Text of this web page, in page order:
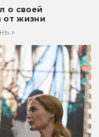
о своей
от жизни